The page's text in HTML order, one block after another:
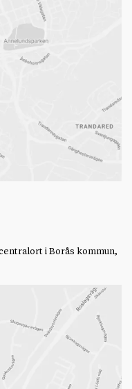
i Borås kommun,